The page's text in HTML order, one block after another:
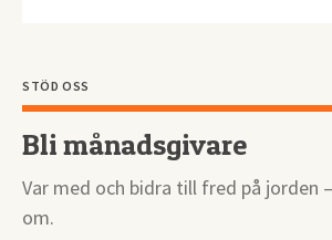
STÖD OSS
Bli månadsgivare
Var med och bidra till fred på jorden
om.